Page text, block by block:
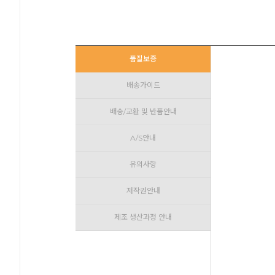
품질보증
배송가이드
배송/교환 및 반품안내
A/S안내
유의사항
저작권안내
제조 생산과정 안내